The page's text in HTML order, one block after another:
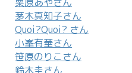
茅木真知子さん
Quoi?Quoi? さん
小峯有華さん
笹原のりこさん
鈴木圭さん